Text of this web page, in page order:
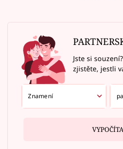
Jste si
zjistěte, jestli